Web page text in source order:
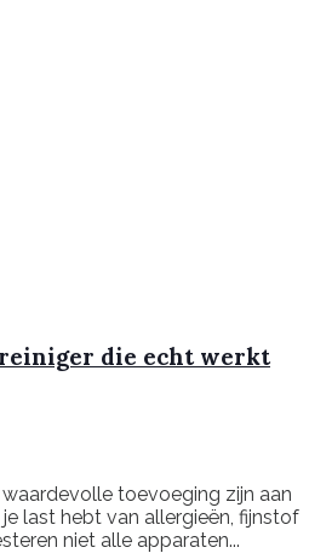
die echt werkt
toevoeging zijn aan
last hebt van allergieën, fijnstof
niet alle apparaten...